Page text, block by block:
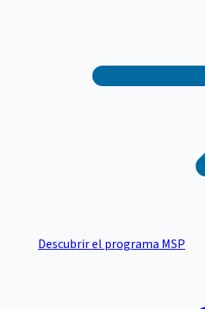
Descubrir el programa MSP